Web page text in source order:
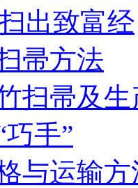
出致富经
帚方法
扫帚及
手”
与运输方